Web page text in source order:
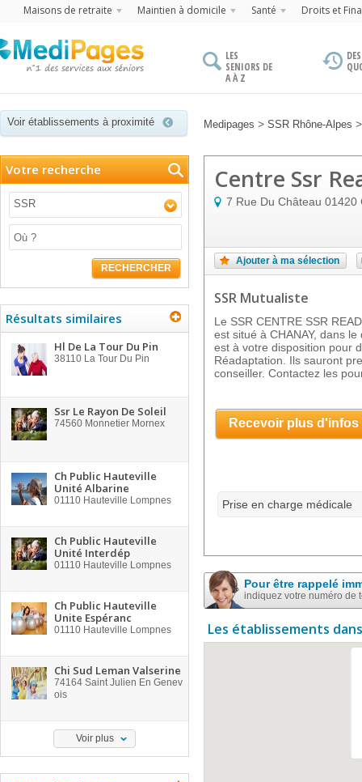
Maisons de retraite Maintien à domicile Santé Droits et
LES
SENIORS DE
A À Z
Voir établissements à proximité Medipages > SSR Rhône-Alpes
Votre recherche
SSR
RECHERCHER
Résultats similaires
Hl De La Tour Du Pin
38110 La Tour Du Pin
Ssr Le Rayon De Soleil
74560 Monnetier Mornex
Ch Public Hauteville
Unité Albarine
01110 Hauteville Lompnes
Ch Public Hauteville
Unité Interdép
01110 Hauteville Lompnes
Ch Public Hauteville
Unite Espéranc
01110 Hauteville Lompnes
Chi Sud Leman Valserine
74164 Saint Julien En Genev
ois
Voir plus
Centre Ssr
7 Rue Du Château 01420
Ajouter à ma sélection
SSR Mutualiste
Le SSR CENTRE SSR
est situé à CHANAY, dans
est à votre disposition pour
Réadaptation. Ils sauront
conseiller. Contactez les
Recevoir plus d'infos
Prise en charge médicale
Pour être rappelé
indiquez votre numéro de
Les établissements